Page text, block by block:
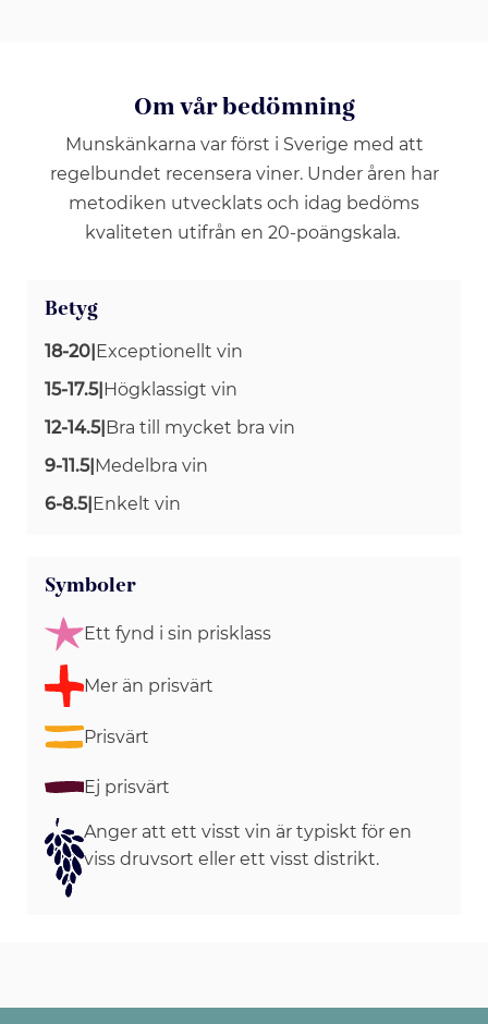
Om vår bedömning
Munskänkarna var först i Sverige med att
regelbundet recensera viner. Under åren har
metodiken utvecklats och idag bedöms
kvaliteten utifrån en 20-poängskala.
Betyg
18-20|Exceptionellt vin
15-17.5|Högklassigt vin
12-14.5|Bra till mycket bra vin
9-11.5|Medelbra vin
6-8.5|Enkelt vin
Symboler
Ett fynd i sin prisklass
Mer än prisvärt
Prisvärt
Ej prisvärt
Anger att ett visst vin är typiskt för en
viss druvsort eller ett visst distrikt.